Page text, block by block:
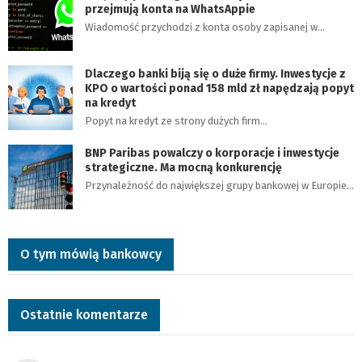
przejmują konta na WhatsAppie
Wiadomość przychodzi z konta osoby zapisanej w…
Dlaczego banki biją się o duże firmy. Inwestycje z
KPO o wartości ponad 158 mld zł napędzają popyt
na kredyt
Popyt na kredyt ze strony dużych firm…
BNP Paribas powalczy o korporacje i inwestycje
strategiczne. Ma mocną konkurencję
Przynależność do największej grupy bankowej w Europie…
O tym mówią bankowcy
Ostatnie komentarze